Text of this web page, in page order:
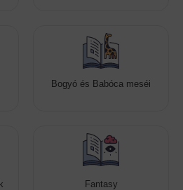
Bogyó és Babóca meséi
Fantasy